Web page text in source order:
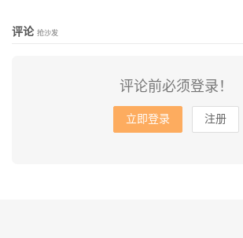
评论 抢沙发
评论前必须登录！
立即登录 注册